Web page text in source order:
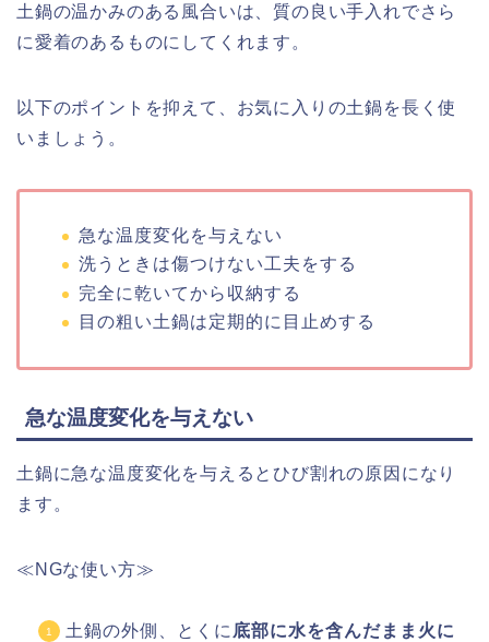
土鍋の温かみのある風合いは、質の良い手入れでさら
に愛着のあるものにしてくれます。
以下のポイントを抑えて、お気に入りの土鍋を長く使
いましょう。
急な温度変化を与えない
洗うときは傷つけない工夫をする
完全に乾いてから収納する
目の粗い土鍋は定期的に目止めする
急な温度変化を与えない
土鍋に急な温度変化を与えるとひび割れの原因になり
ます。
≪NGな使い方≫
土鍋の外側、とくに 底部に水を含んだまま火に